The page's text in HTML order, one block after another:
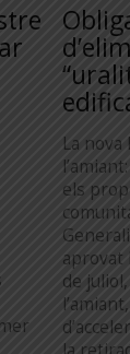
La nova
els
aprovat
de